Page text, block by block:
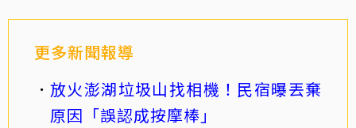
更多新聞報導
放火澎湖垃圾山找相機！民宿曝丟棄
原因「誤認成按摩棒」